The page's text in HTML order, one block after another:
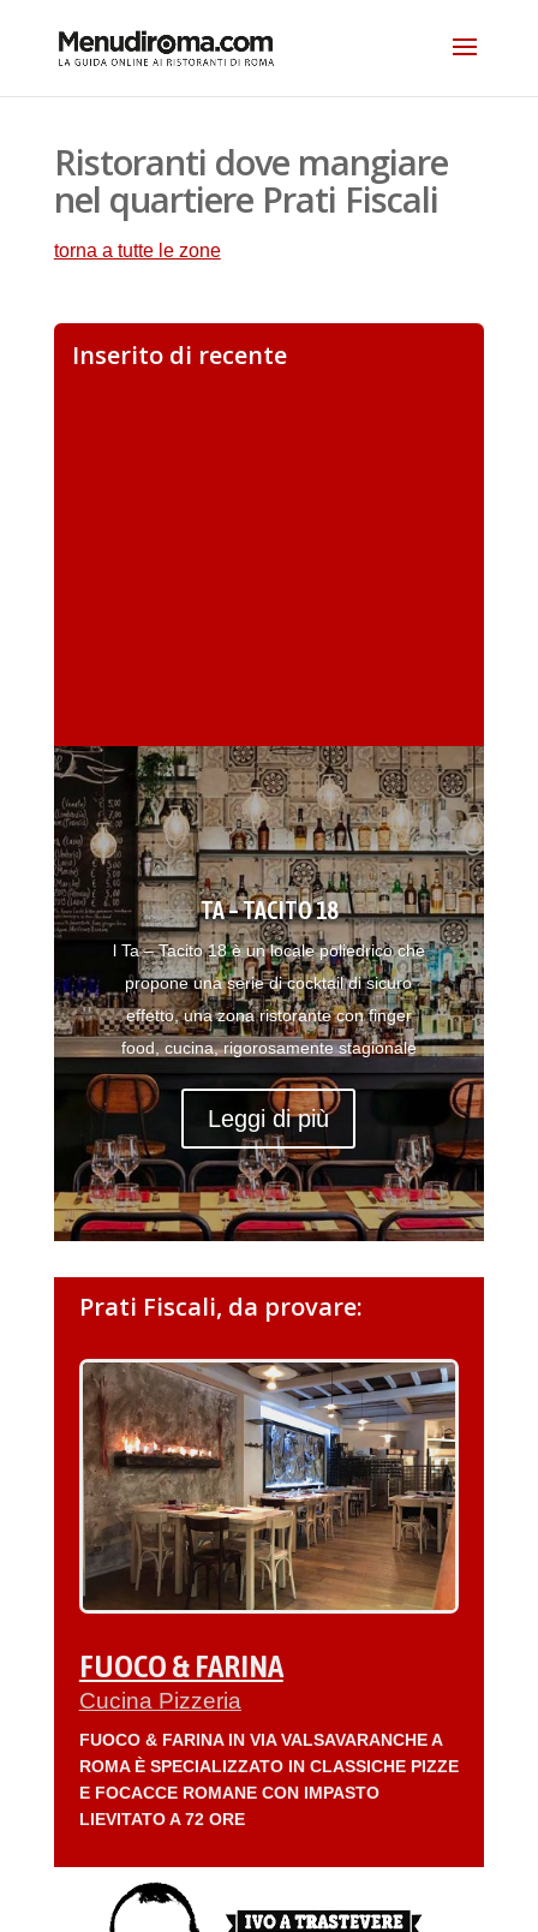
Ristoranti dove mangiare
nel quartiere Prati Fiscali
torna a tutte le zone
Inserito di recente
TA – TACITO 18
l Ta – Tacito 18 è un locale poliedrico che
propone una serie di cocktail di sicuro
effetto, una zona ristorante con finger
food, cucina, rigorosamente stagionale
Leggi di più
Prati Fiscali, da provare:
FUOCO & FARINA
Cucina Pizzeria
FUOCO & FARINA IN VIA VALSAVARANCHE A
ROMA È SPECIALIZZATO IN CLASSICHE PIZZE
E FOCACCE ROMANE CON IMPASTO
LIEVITATO A 72 ORE